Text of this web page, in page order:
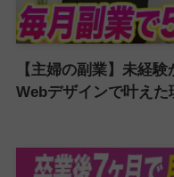
【主婦の副業】未経
Webデザインで叶えた